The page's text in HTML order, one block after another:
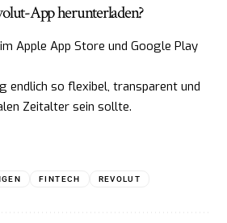
App herunterladen?
Apple App Store und Google Play
endlich so flexibel, transparent und
Zeitalter sein sollte.
FINTECH REVOLUT